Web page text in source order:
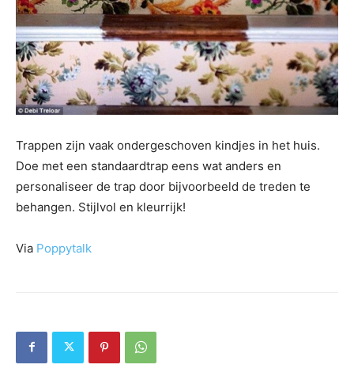
Trappen zijn vaak ondergeschoven kindjes in het huis.
Doe met een standaardtrap eens wat anders en
personaliseer de trap door bijvoorbeeld de treden te
behangen. Stijlvol en kleurrijk!
Via Poppytalk